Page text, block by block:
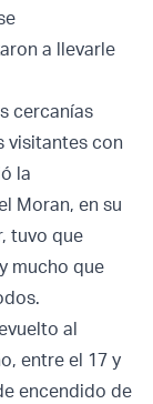
a llevarle
cercanías
visitantes con
la
Moran, en su
tuvo que
mucho que
al
entre el 17 y
encendido de